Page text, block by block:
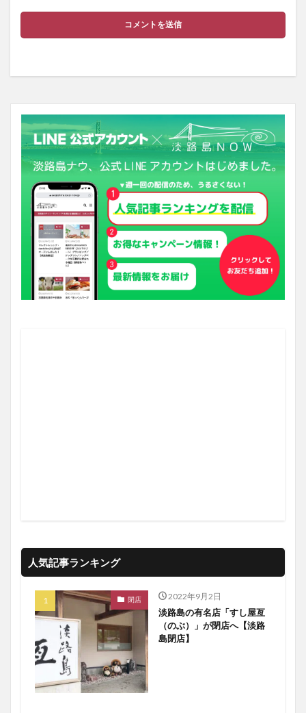
人気記事ランキング
閉店 2022年9月2日
淡路島の有名店「すし屋亙
（のぶ）」が閉店へ【淡路
島閉店】